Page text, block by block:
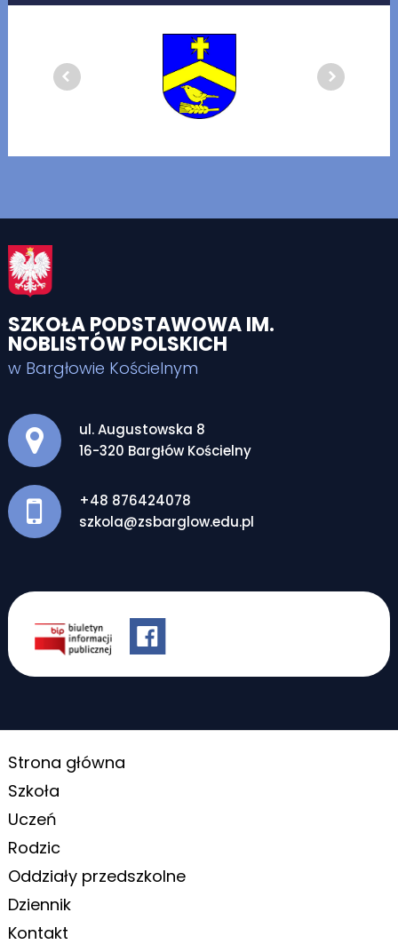
SZKOŁA PODSTAWOWA IM.
NOBLISTÓW POLSKICH
w Bargłowie Kościelnym
Adres pocztowy:
ul. Augustowska 8
16-320 Bargłów Kościelny
+48 876424078
szkola@zsbarglow.edu.pl
Strona główna
Szkoła
Uczeń
Rodzic
Oddziały przedszkolne
Dziennik
Kontakt